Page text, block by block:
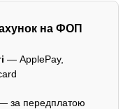
на ФОП
— ApplePay,
за передплатою